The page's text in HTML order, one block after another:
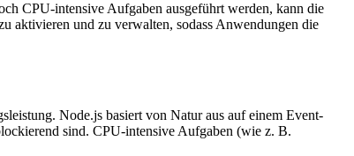
CPU-intensive Aufgaben ausgeführt werden, kann die
aktivieren und zu verwalten, sodass Anwendungen die
Node.js basiert von Natur aus auf einem Event-
sind. CPU-intensive Aufgaben (wie z. B.